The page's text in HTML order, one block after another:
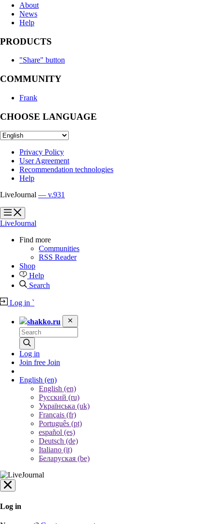
About
News
Help
PRODUCTS
"Share" button
COMMUNITY
Frank
CHOOSE LANGUAGE
Privacy Policy
User Agreement
Recommendation technologies
Help
LiveJournal — v.931
?
?
LiveJournal
Find more
Communities
RSS Reader
Shop
Help
Search
Log in `
shakko.ru
Log in
Join free Join
English (en)
English (en)
Русский (ru)
Українська (uk)
Français (fr)
Português (pt)
español (es)
Deutsch (de)
Italiano (it)
Беларуская (be)
Log in